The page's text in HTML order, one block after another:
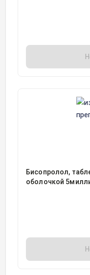
Бисопролол,
оболочкой